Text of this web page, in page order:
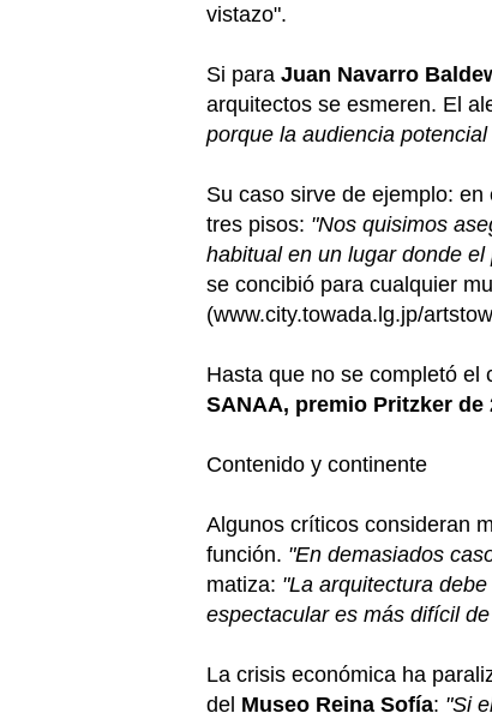
vistazo".
Si para Juan Navarro
arquitectos se esmeren. El
porque la audiencia
Su caso sirve de ejemplo:
tres pisos: "Nos quisimos
habitual en un lugar donde
se concibió para cualquier
(www.city.towada.lg.jp/
Hasta que no se completó el
SANAA, premio Pritzker de
Contenido y continente
Algunos críticos consideran
función. "En demasiados
matiza: "La arquitectura
espectacular es más difícil
La crisis económica ha
del Museo Reina Sofía: "Si